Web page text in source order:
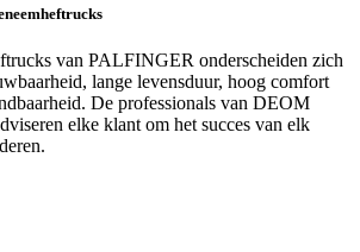
van PALFINGER onderscheiden zich
lange levensduur, hoog comfort
De professionals van DEOM
elke klant om het succes van elk